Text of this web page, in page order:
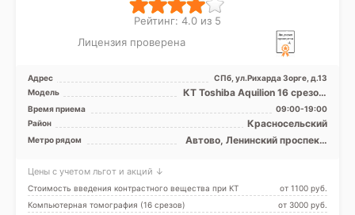
Рейтинг: 4.0 из 5
Лицензия проверена
Адрес
СПб, ул.Рихарда Зорге, д.13
Модель
КТ Toshiba Aquilion 16 срезов,
рентген
Время приема
09:00-19:00
Район
Красносельский
Метро рядом
Автово, Ленинский проспект,
Цены с учетом льгот и акций ↓
Стоимость введения контрастного вещества при КТ
от 1100 pуб.
Компьютерная томография (16 срезов)
от 3000 pуб.